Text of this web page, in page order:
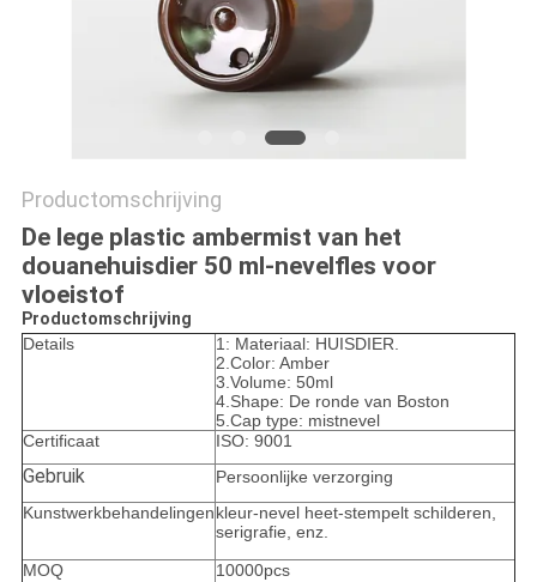
Productomschrijving
De lege plastic ambermist van het
douanehuisdier 50 ml-nevelfles voor
vloeistof
Productomschrijving
Details
1: Materiaal: HUISDIER.
2.Color: Amber
3.Volume: 50ml
4.Shape: De ronde van Boston
5.Cap type: mistnevel
Certificaat
ISO: 9001
Gebruik
Persoonlijke verzorging
Kunstwerkbehandelingenkleur-nevel heet-stempelt schilderen,
serigrafie, enz.
MOQ
10000pcs